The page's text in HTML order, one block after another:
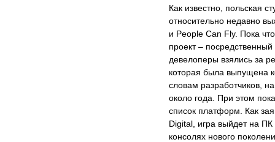
Как известно, польская
относительно недавно
и People Can Fly. Пока
проект –
девелоперы взялись за
которая была выпущена
словам разработчиков,
около года. При этом
список платформ. Как
Digital, игра выйдет на
консолях нового